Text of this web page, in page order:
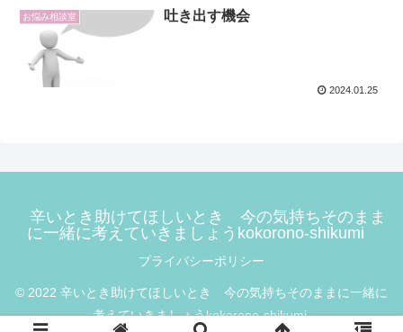
お悩み相談室 吐き出す機会
2024.01.25
辛いとき助けてほしいとき 今の気持ちそのまま
に一緒に考えていきましょうkokorono-shikumi
プライバシーポリシー
© 2022 辛いとき助けてほしいとき 今の気持ちそのままに一緒に
考えていきましょうkokorono-shikumi.